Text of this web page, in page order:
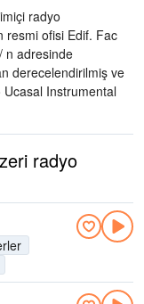
radyo
resmi ofisi Edif. Fac
n adresinde
derecelendirilmiş ve
Ucasal Instrumental
radyo